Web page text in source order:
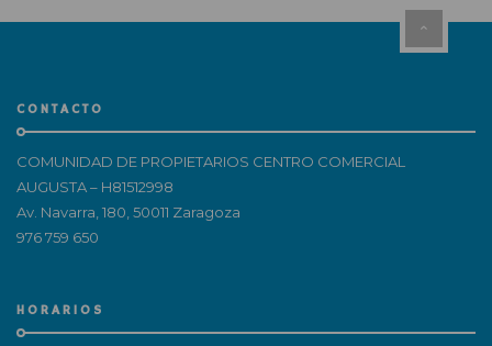
CONTACTO
COMUNIDAD DE PROPIETARIOS CENTRO COMERCIAL
AUGUSTA – H81512998
Av. Navarra, 180, 50011 Zaragoza
976 759 650
HORARIOS